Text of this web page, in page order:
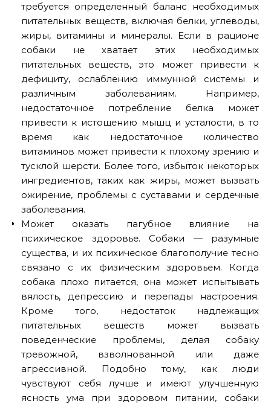
требуется определенный баланс необходимых
питательных веществ, включая белки, углеводы,
жиры, витамины и минералы. Если в рационе
собаки не хватает этих необходимых
питательных веществ, это может привести к
дефициту, ослаблению иммунной системы и
различным заболеваниям. Например,
недостаточное потребление белка может
привести к истощению мышц и усталости, в то
время как недостаточное количество
витаминов может привести к плохому зрению и
тусклой шерсти. Более того, избыток некоторых
ингредиентов, таких как жиры, может вызвать
ожирение, проблемы с суставами и сердечные
заболевания.
Может оказать пагубное влияние на
психическое здоровье. Собаки — разумные
существа, и их психическое благополучие тесно
связано с их физическим здоровьем. Когда
собака плохо питается, она может испытывать
вялость, депрессию и перепады настроения.
Кроме того, недостаток надлежащих
питательных веществ может вызвать
поведенческие проблемы, делая собаку
тревожной, взволнованной или даже
агрессивной. Подобно тому, как люди
чувствуют себя лучше и имеют улучшенную
ясность ума при здоровом питании, собаки